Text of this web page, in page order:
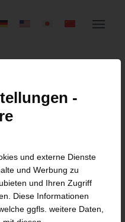
DER
-
und externe Dienste
und Werbung zu
und Ihren Zugriff
Diese Informationen
ggfls. weitere Daten,